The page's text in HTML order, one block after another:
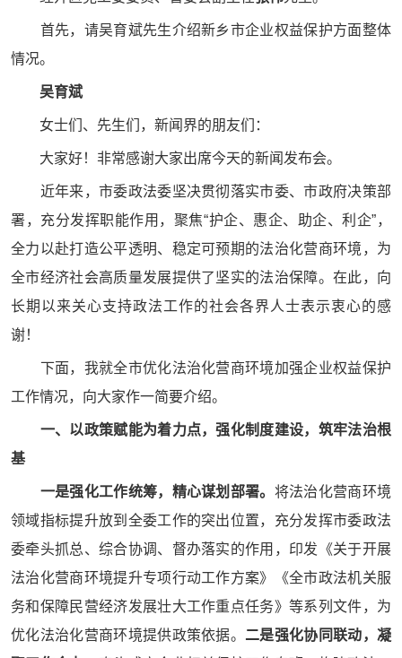
首先，请吴育斌先生介绍新乡市企业权益保护方面整体
情况。
吴育斌
女士们、先生们，新闻界的朋友们：
大家好！非常感谢大家出席今天的新闻发布会。
近年来，市委政法委坚决贯彻落实市委、市政府决策部
署，充分发挥职能作用，聚焦“护企、惠企、助企、利企”，
全力以赴打造公平透明、稳定可预期的法治化营商环境，为
全市经济社会高质量发展提供了坚实的法治保障。在此，向
长期以来关心支持政法工作的社会各界人士表示衷心的感
谢！
下面，我就全市优化法治化营商环境加强企业权益保护
工作情况，向大家作一简要介绍。
一、以政策赋能为着力点，强化制度建设，筑牢法治根
基
一是强化工作统筹，精心谋划部署。 将法治化营商环境
领域指标提升放到全委工作的突出位置，充分发挥市委政法
委牵头抓总、综合协调、督办落实的作用，印发《关于开展
法治化营商环境提升专项行动工作方案》《全市政法机关服
务和保障民营经济发展壮大工作重点任务》等系列文件，为
优化法治化营商环境提供政策依据。 二是强化协同联动，凝